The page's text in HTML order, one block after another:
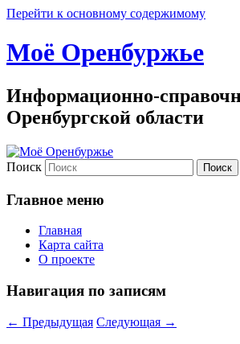
Перейти к основному содержимому
Моё Оренбуржье
Информационно-
Оренбургской области
Поиск
Главное меню
Главная
Карта сайта
О проекте
Навигация по записям
← Предыдущая Следующая →